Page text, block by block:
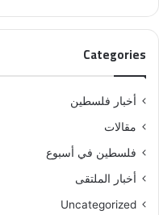
Categories
أخبار فلسطين
مقالات
فلسطين في أسبوع
أخبار الملتقى
Uncategorized